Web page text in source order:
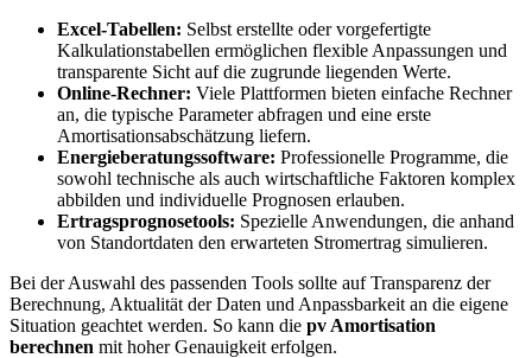
Excel-Tabellen: Selbst erstellte oder vorgefertigte
Kalkulationstabellen ermöglichen flexible Anpassungen und
transparente Sicht auf die zugrunde liegenden Werte.
Online-Rechner: Viele Plattformen bieten einfache Rechner
an, die typische Parameter abfragen und eine erste
Amortisationsabschätzung liefern.
Energieberatungssoftware: Professionelle Programme, die
sowohl technische als auch wirtschaftliche Faktoren komplex
abbilden und individuelle Prognosen erlauben.
Ertragsprognosetools: Spezielle Anwendungen, die anhand
von Standortdaten den erwarteten Stromertrag simulieren.
Bei der Auswahl des passenden Tools sollte auf Transparenz der
Berechnung, Aktualität der Daten und Anpassbarkeit an die eigene
Situation geachtet werden. So kann die pv Amortisation
berechnen mit hoher Genauigkeit erfolgen.